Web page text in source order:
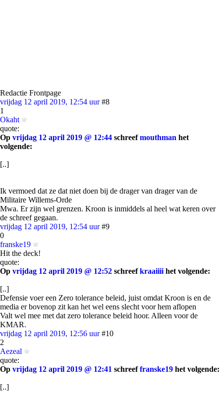
Redactie Frontpage
vrijdag 12 april 2019, 12:54 uur #8
1
Okaht
quote:
Op vrijdag 12 april 2019 @ 12:44 schreefmouthman het
volgende:
[..]
Ik vermoed dat ze dat niet doen bij de drager van drager van de
Militaire Willems-Orde
Mwa. Er zijn wel grenzen. Kroon is inmiddels al heel wat keren over
de schreef gegaan.
vrijdag 12 april 2019, 12:54 uur #9
0
franske19
Hit the deck!
quote:
Op vrijdag 12 april 2019 @ 12:52 schreefkraaiiii het volgende:
[..]
Defensie voer een Zero tolerance beleid, juist omdat Kroon is en de
media er bovenop zit kan het wel eens slecht voor hem aflopen
Valt wel mee met dat zero tolerance beleid hoor. Alleen voor de
KMAR.
vrijdag 12 april 2019, 12:56 uur #10
2
Aezeal
quote:
Op vrijdag 12 april 2019 @ 12:41 schreeffranske19 het volgende:
[..]